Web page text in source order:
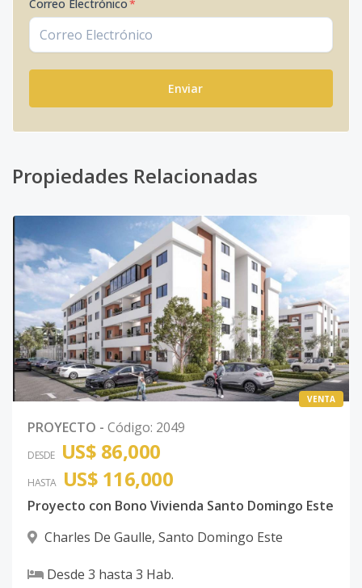
Correo Electrónico*
Enviar
Propiedades Relacionadas
VENTA
PROYECTO - Código: 2049
DESDE US$ 86,000
HASTA US$ 116,000
Proyecto con Bono Vivienda Santo Domingo Este
Charles De Gaulle, Santo Domingo Este
Desde 3 hasta 3 Hab.